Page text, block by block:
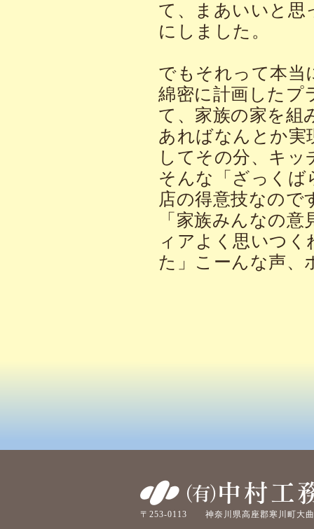
て、まあいいと思
にしました。
でもそれって本当
綿密に計画したプ
て、家族の家を組
あればなんとか実
してその分、キ
そんな「ざっくば
店の得意技なので
「家族みんなの
ィアよく思いつ
た」こーんな声、
〒253-0113 神奈川県高座郡寒川町大